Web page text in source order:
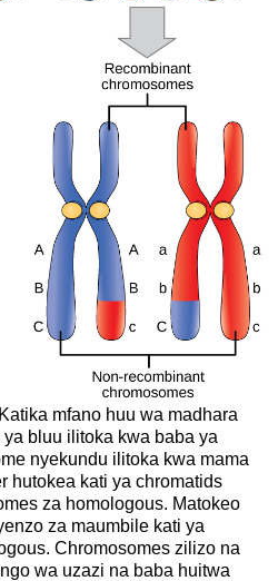
Katika mfano huu wa madhara
bluu ilitoka kwa baba ya
nyekundu ilitoka kwa mama
hutokea kati ya chromatids
za homologous. Matokeo
za maumbile kati ya
Chromosomes zilizo na
wa uzazi na baba huitwa